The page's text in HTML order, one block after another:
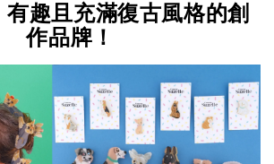
趣且充滿復古風格的創
作品牌！